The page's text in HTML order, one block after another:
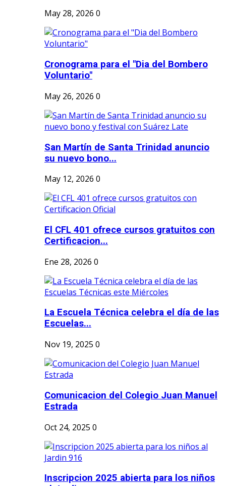
May 28, 2026 0
Cronograma para el "Dia del Bombero
Voluntario"
May 26, 2026 0
San Martín de Santa Trinidad anuncio
su nuevo bono...
May 12, 2026 0
El CFL 401 ofrece cursos gratuitos con
Certificacion...
Ene 28, 2026 0
La Escuela Técnica celebra el día de las
Escuelas...
Nov 19, 2025 0
Comunicacion del Colegio Juan Manuel
Estrada
Oct 24, 2025 0
Inscripcion 2025 abierta para los niños